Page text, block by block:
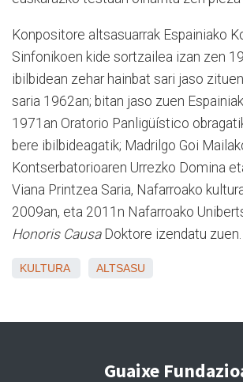
Konpositore altsasuarrak Espainiako
Sinfonikoen kide sortzailea izan zen
ibilbidean zehar hainbat sari jaso
saria 1962an; bitan jaso zuen
1971an Oratorio Panligüístico
bere ibilbideagatik; Madrilgo Goi
Kontserbatorioaren Urrezko Domina
Viana Printzea Saria, Nafarroako
2009an, eta 2011n Nafarroako
Honoris CausaDoktore izendatu zuen.
KULTURA ALTSASU
Guaixe